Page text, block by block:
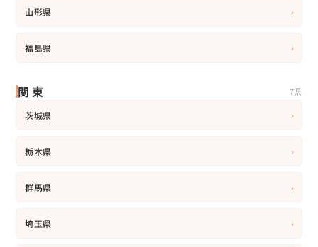
山形県 ›
福島県 ›
関東 7県
茨城県 ›
栃木県 ›
群馬県 ›
埼玉県 ›